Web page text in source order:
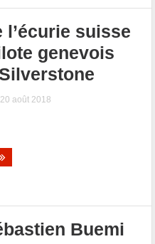
l’écurie suisse
genevois
août 2018
Buemi